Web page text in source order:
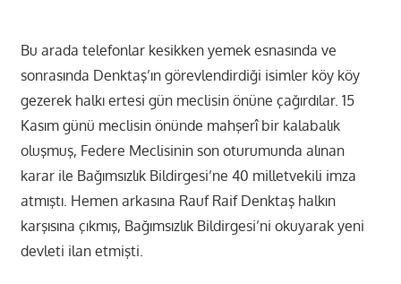
Bu arada telefonlar kesikken yemek esnasında ve
sonrasında Denktaş’ın görevlendirdiği isimler köy köy
gezerek halkı ertesi gün meclisin önüne çağırdılar. 15
Kasım günü meclisin önünde mahşerî bir kalabalık
oluşmuş, Federe Meclisinin son oturumunda alınan
karar ile Bağımsızlık Bildirgesi’ne 40 milletvekili imza
atmıştı. Hemen arkasına Rauf Raif Denktaş halkın
karşısına çıkmış, Bağımsızlık Bildirgesi’ni okuyarak yeni
devleti ilan etmişti.